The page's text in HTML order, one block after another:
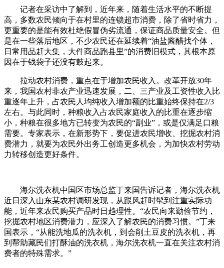
记者在采访中了解到，近年来，随着生活水平的不断提
高，多数农民倾向于在村里的连锁超市消费，除了省时省力，
更重要的是能有效杜绝假冒伪劣流通，保证商品质量安全。但
是在一些落后地区，不少农民还在延续着“油盐酱醋找个体，
日常用品赶大集，大件商品跑县里”的消费旧模式，其根本原
因在于钱袋子还没有鼓起来。
拉动农村消费，重点在于增加农民收入。改革开放30年
来，我国农村非农产业迅速发展，二、三产业及工资性收入比
重逐年上升，占农民人均纯收入增加额的比重始终保持在2/3
左右。与此同时，种粮收入占农民家庭收入的比重在逐步缩
小，种粮在很多地方已转变为农民的“副业”，或是仅满足口粮
需要。专家表示，在新形势下，要促进农民增收、挖掘农村消
费潜力，就要为农民外出务工创造更多机会，为加快农村劳动
力转移创造更好条件。
海尔洗衣机中国区市场总监丁来国告诉记者，海尔洗衣机
近日深入山东某农村调研发现，从跟风赶时髦到注重实际功
能，近年来农民购买产品时日趋理性。“农民向来勤俭节约，
挖掘农村地区消费潜力，应深入了解农民的消费习惯。”丁来
国表示，“从能洗地瓜的洗衣机，到会削土豆皮的洗衣机，再
到帮助藏民们打酥油的洗衣机，海尔洗衣机一直在关注农村消
费者的特殊需求。”